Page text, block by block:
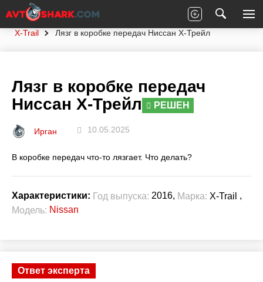
Главная Вопросы экспертам
Nissan
X-Trail
Лязг в коробке передач Ниссан Х-Трейл
Лязг в коробке передач
Ниссан Х-Трейл
РЕШЕН
Ирган 10.05.2025
В коробке передач что-то лязгает. Что делать?
Характеристики: Год выпуска: 2016, Марка: X-Trail ,
Модель: Nissan
Ответ эксперта